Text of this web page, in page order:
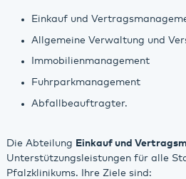
Einkauf und
Allgemeine Verwaltung und
Immobilienmanagement
Fuhrparkmanagement
Abfallbeauftragter.
Die Abteilung Einkauf und
Unterstützungsleistungen für alle
Pfalzklinikums. Ihre Ziele sind: